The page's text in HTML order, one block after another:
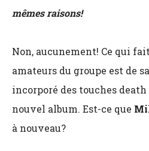
mêmes raisons!
Non, aucunement! Ce qui
amateurs du groupe est de
incorporé des touches
nouvel album. Est-ce que
à nouveau?